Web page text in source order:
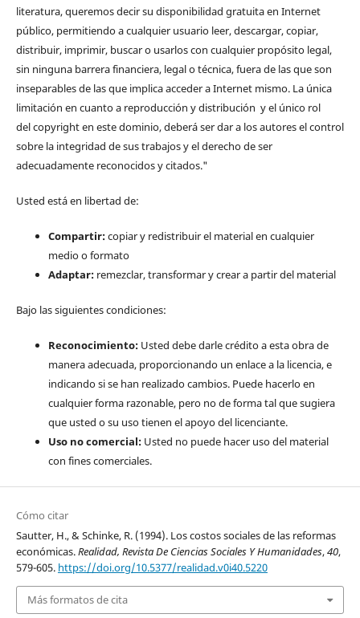
literatura, queremos decir su disponibilidad gratuita en Internet
público, permitiendo a cualquier usuario leer, descargar, copiar,
distribuir, imprimir, buscar o usarlos con cualquier propósito legal,
sin ninguna barrera financiera, legal o técnica, fuera de las que son
inseparables de las que implica acceder a Internet mismo. La única
limitación en cuanto a reproducción y distribución y el único rol
del copyright en este dominio, deberá ser dar a los autores el control
sobre la integridad de sus trabajos y el derecho de ser
adecuadamente reconocidos y citados."
Usted está en libertad de:
Compartir:copiar y redistribuir el material en cualquier
medio o formato
Adaptar:remezclar, transformar y crear a partir del material
Bajo las siguientes condiciones:
Reconocimiento:Usted debe darle crédito a esta obra de
manera adecuada, proporcionando un enlace a la licencia, e
indicando si se han realizado cambios. Puede hacerlo en
cualquier forma razonable, pero no de forma tal que sugiera
que usted o su uso tienen el apoyo del licenciante.
Uso no comercial:Usted no puede hacer uso del material
con fines comerciales.
Cómo citar
Sautter, H., & Schinke, R. (1994). Los costos sociales de las reformas
económicas.Realidad, Revista De Ciencias Sociales Y Humanidades,40,
579-605. https://doi.org/10.5377/realidad.v0i40.5220
Más formatos de cita